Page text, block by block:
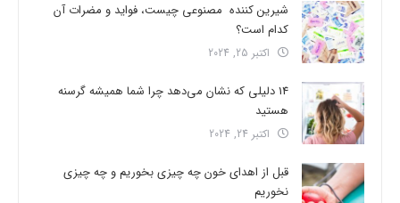
شیرین کننده مصنوعی چیست، فواید و مضرات آن
کدام است؟
اکتبر 25, 2024
14 دلیلی که نشان می‌دهد چرا شما همیشه گرسنه
هستید
اکتبر 24, 2024
قبل از اهدای خون چه چیزی بخوریم و چه چیزی
نخوریم